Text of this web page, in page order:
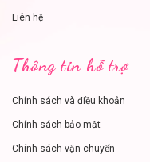
Liên hệ
Thông tin hỗ trợ
Chính sách và điều khoản
Chính sách bảo mật
Chính sách vận chuyển